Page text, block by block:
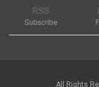
RSS
Subscribe